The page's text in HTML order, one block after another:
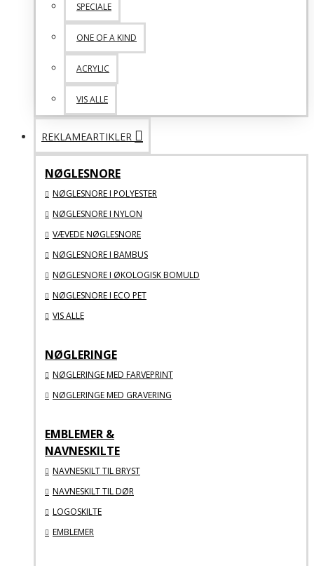
SPECIALE
ONE OF A KIND
ACRYLIC
VIS ALLE
REKLAMEARTIKLER
NØGLESNORE
NØGLESNORE I POLYESTER
NØGLESNORE I NYLON
VÆVEDE NØGLESNORE
NØGLESNORE I BAMBUS
NØGLESNORE I ØKOLOGISK BOMULD
NØGLESNORE I ECO PET
VIS ALLE
NØGLERINGE
NØGLERINGE MED FARVEPRINT
NØGLERINGE MED GRAVERING
EMBLEMER &
NAVNESKILTE
NAVNESKILT TIL BRYST
NAVNESKILT TIL DØR
LOGOSKILTE
EMBLEMER